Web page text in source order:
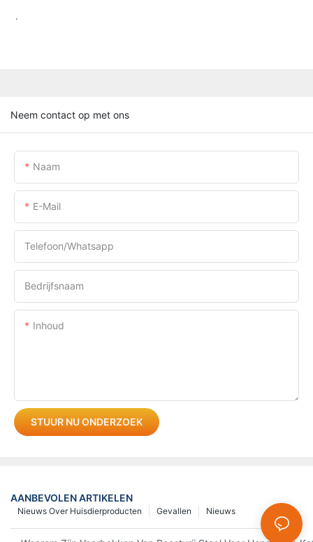
.
Neem contact op met ons
Naam
E-Mail
Telefoon/whatsapp
Bedrijfsnaam
Inhoud
STUUR NU ONDERZOEK
AANBEVOLEN ARTIKELEN
Nieuws
Gevallen
Nieuws Over Huisdierproducten